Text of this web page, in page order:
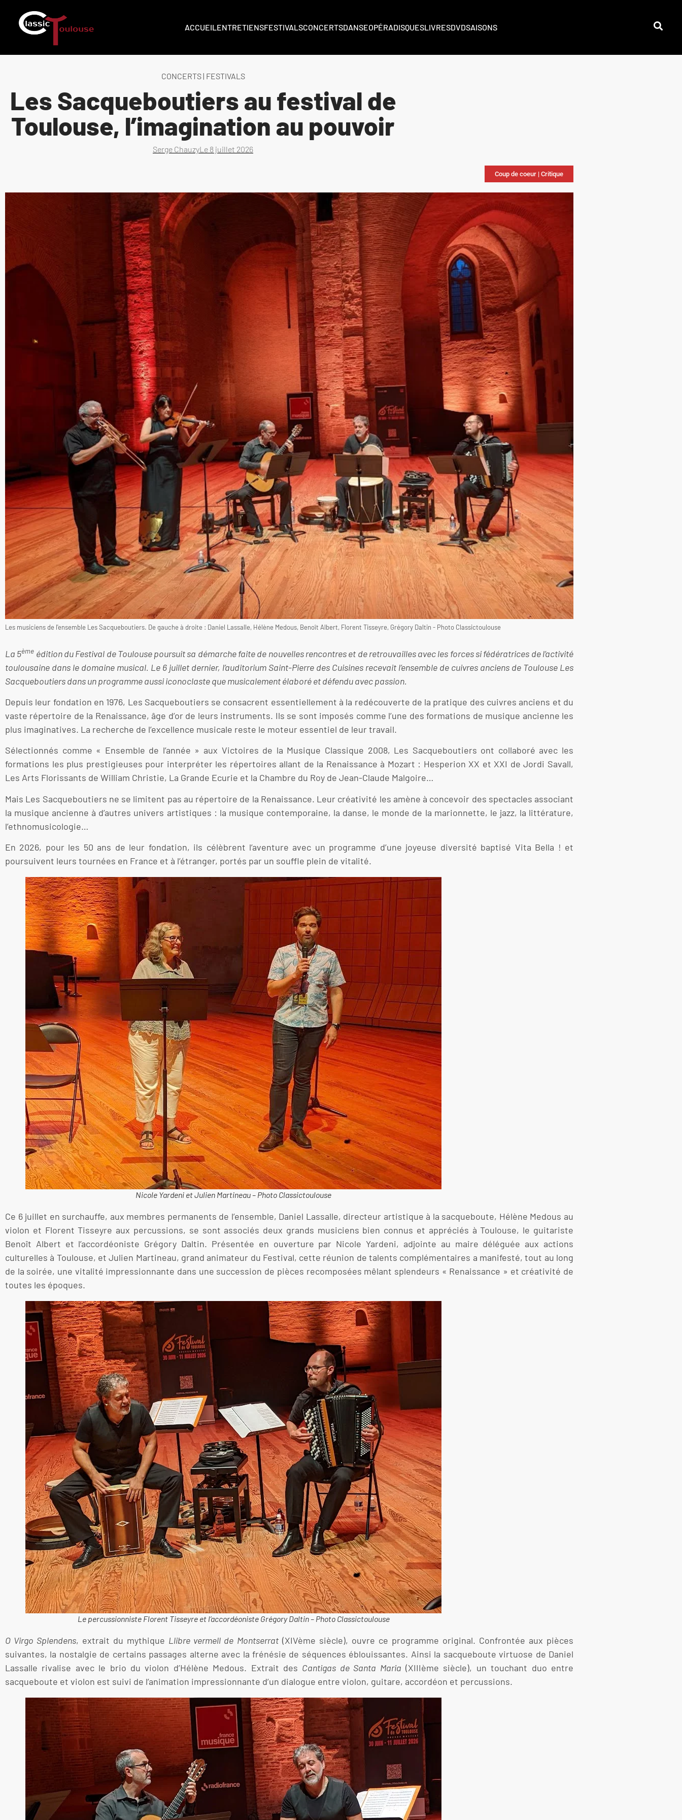
ACCUEILENTRETIENSFESTIVALSCONCERTSDANSEOPÉRADISQUESLIVRESDVDSAISONS
CONCERTS| FESTIVALS
Les Sacqueboutiers au festival de
Toulouse, l’imagination au pouvoir
Serge ChauzyLe 8 juillet 2026
Coup de coeur | Critique
Les musiciens de l'ensemble Les Sacqueboutiers. De gauche à droite : Daniel Lassalle, Hélène Medous, Benoît Albert, Florent Tisseyre, Grégory Daltin - Photo Classictoulouse
La 5ème édition du Festival de Toulouse poursuit sa démarche faite de nouvelles rencontres et de retrouvailles avec les forces si fédératrices de l’activité
toulousaine dans le domaine musical. Le 6 juillet dernier, l’auditorium Saint-Pierre des Cuisines recevait l’ensemble de cuivres anciens de Toulouse Les
Sacqueboutiers dans un programme aussi iconoclaste que musicalement élaboré et défendu avec passion.
Depuis leur fondation en 1976, Les Sacqueboutiers se consacrent essentiellement à la redécouverte de la pratique des cuivres anciens et du
vaste répertoire de la Renaissance, âge d’or de leurs instruments. Ils se sont imposés comme l’une des formations de musique ancienne les
plus imaginatives. La recherche de l’excellence musicale reste le moteur essentiel de leur travail.
Sélectionnés comme « Ensemble de l’année » aux Victoires de la Musique Classique 2008, Les Sacqueboutiers ont collaboré avec les
formations les plus prestigieuses pour interpréter les répertoires allant de la Renaissance à Mozart : Hesperion XX et XXI de Jordi Savall,
Les Arts Florissants de William Christie, La Grande Ecurie et la Chambre du Roy de Jean-Claude Malgoire…
Mais Les Sacqueboutiers ne se limitent pas au répertoire de la Renaissance. Leur créativité les amène à concevoir des spectacles associant
la musique ancienne à d’autres univers artistiques : la musique contemporaine, la danse, le monde de la marionnette, le jazz, la littérature,
l’ethnomusicologie…
En 2026, pour les 50 ans de leur fondation, ils célèbrent l’aventure avec un programme d’une joyeuse diversité baptisé Vita Bella ! et
poursuivent leurs tournées en France et à l’étranger, portés par un souffle plein de vitalité.
Nicole Yardeni et Julien Martineau – Photo Classictoulouse
Ce 6 juillet en surchauffe, aux membres permanents de l’ensemble, Daniel Lassalle, directeur artistique à la sacqueboute, Hélène Medous au
violon et Florent Tisseyre aux percussions, se sont associés deux grands musiciens bien connus et appréciés à Toulouse, le guitariste
Benoît Albert et l’accordéoniste Grégory Daltin. Présentée en ouverture par Nicole Yardeni, adjointe au maire déléguée aux actions
culturelles à Toulouse, et Julien Martineau, grand animateur du Festival, cette réunion de talents complémentaires a manifesté, tout au long
de la soirée, une vitalité impressionnante dans une succession de pièces recomposées mêlant splendeurs « Renaissance » et créativité de
toutes les époques.
Le percussionniste Florent Tisseyre et l’accordéoniste Grégory Daltin – Photo Classictoulouse
O Virgo Splendens, extrait du mythique Llibre vermell de Montserrat(XIVème siècle), ouvre ce programme original. Confrontée aux pièces
suivantes, la nostalgie de certains passages alterne avec la frénésie de séquences éblouissantes. Ainsi la sacqueboute virtuose de Daniel
Lassalle rivalise avec le brio du violon d’Hélène Medous. Extrait des Cantigas de Santa Maria (XIIIème siècle), un touchant duo entre
sacqueboute et violon est suivi de l’animation impressionnante d’un dialogue entre violon, guitare, accordéon et percussions.